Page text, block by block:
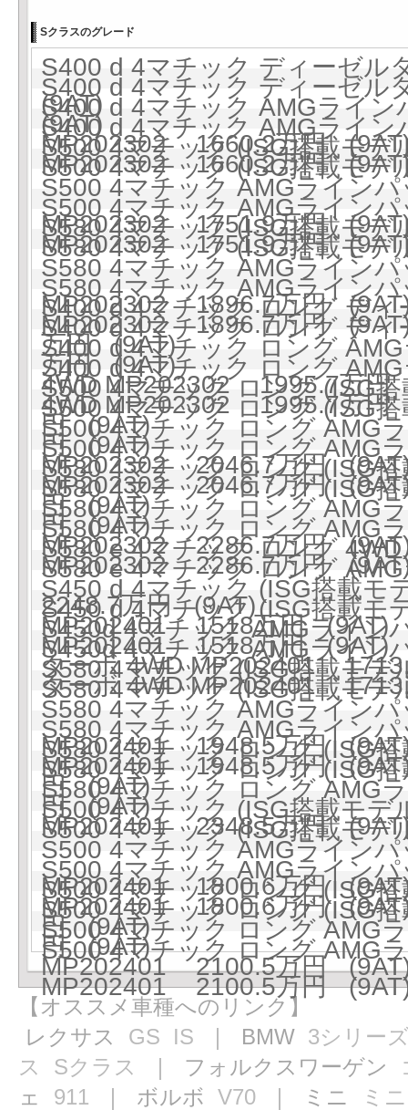
Sクラスのグレード
S400 d 4マチック ディーゼ
(9AT)
S400 d 4マチック ディーゼ
(9AT)
S400 d 4マチック AMGライ
MP202302 1660.2万円
S400 d 4マチック AMGライ
MP202302 1660.2万円
S500 4マチック (ISG搭載モ
S500 4マチック (ISG搭載モ
S500 4マチック AMGライン
MP202302 1751.9万円
S500 4マチック AMGライン
MP202302 1751.9万円
S580 4マチック (ISG搭載モ
S580 4マチック (ISG搭載モ
S580 4マチック AMGライン
MP202302 1896.7万円
S580 4マチック AMGライン
MP202302 1896.7万円
S400 d 4マチック ロング デ
万円 (9AT)
S400 d 4マチック ロング デ
万円 (9AT)
S400 d 4マチック ロング
4WD MP202302 1995.7万円
S400 d 4マチック ロング
4WD MP202302 1995.7万円
S500 4マチック ロング (ISG
円 (9AT)
S500 4マチック ロング (ISG
円 (9AT)
S500 4マチック ロング AMG
MP202302 2046.7万円
S500 4マチック ロング AMG
MP202302 2046.7万円
S580 4マチック ロング (ISG
円 (9AT)
S580 4マチック ロング (ISG
円 (9AT)
S580 4マチック ロング AMG
MP202302 2286.7万円
S580 4マチック ロング AMG
MP202302 2286.7万円
S580 e 4マチック ロング
S580 e 4マチック ロング
2248.7万円 (9AT)
S450 d 4マチック (ISG搭載モ
MP202401 1518万円 (9AT)
S450 d 4マチック (ISG搭載モ
MP202401 1518万円 (9AT)
S450d 4マチック AMGライン
ターボ 4WD MP202401
S450d 4マチック AMGライン
ターボ 4WD MP202401
S580 4マチック (ISG搭載モ
S580 4マチック (ISG搭載モ
S580 4マチック AMGライン
MP202401 1948.5万円
S580 4マチック AMGライン
MP202401 1948.5万円
S580 4マチック ロング (ISG
円 (9AT)
S580 4マチック ロング (ISG
円 (9AT)
S580 4マチック ロング AMG
MP202401 2348.5万円
S500 4マチック (ISG搭載モ
S500 4マチック (ISG搭載モ
S500 4マチック AMGライン
MP202401 1800.6万円
S500 4マチック AMGライン
MP202401 1800.6万円
S500 4マチック ロング (ISG
円 (9AT)
S500 4マチック ロング (ISG
円 (9AT)
S500 4マチック ロング AMG
MP202401 2100.5万円
S500 4マチック ロング AMG
MP202401 2100.5万円
【オススメ車種へのリンク】
レクサス GS IS ｜ BMW 3シリー
ス
Sクラス ｜ フォルクスワーゲン
ェ 911 ｜ ボルボ V70 ｜ ミニ ミニ